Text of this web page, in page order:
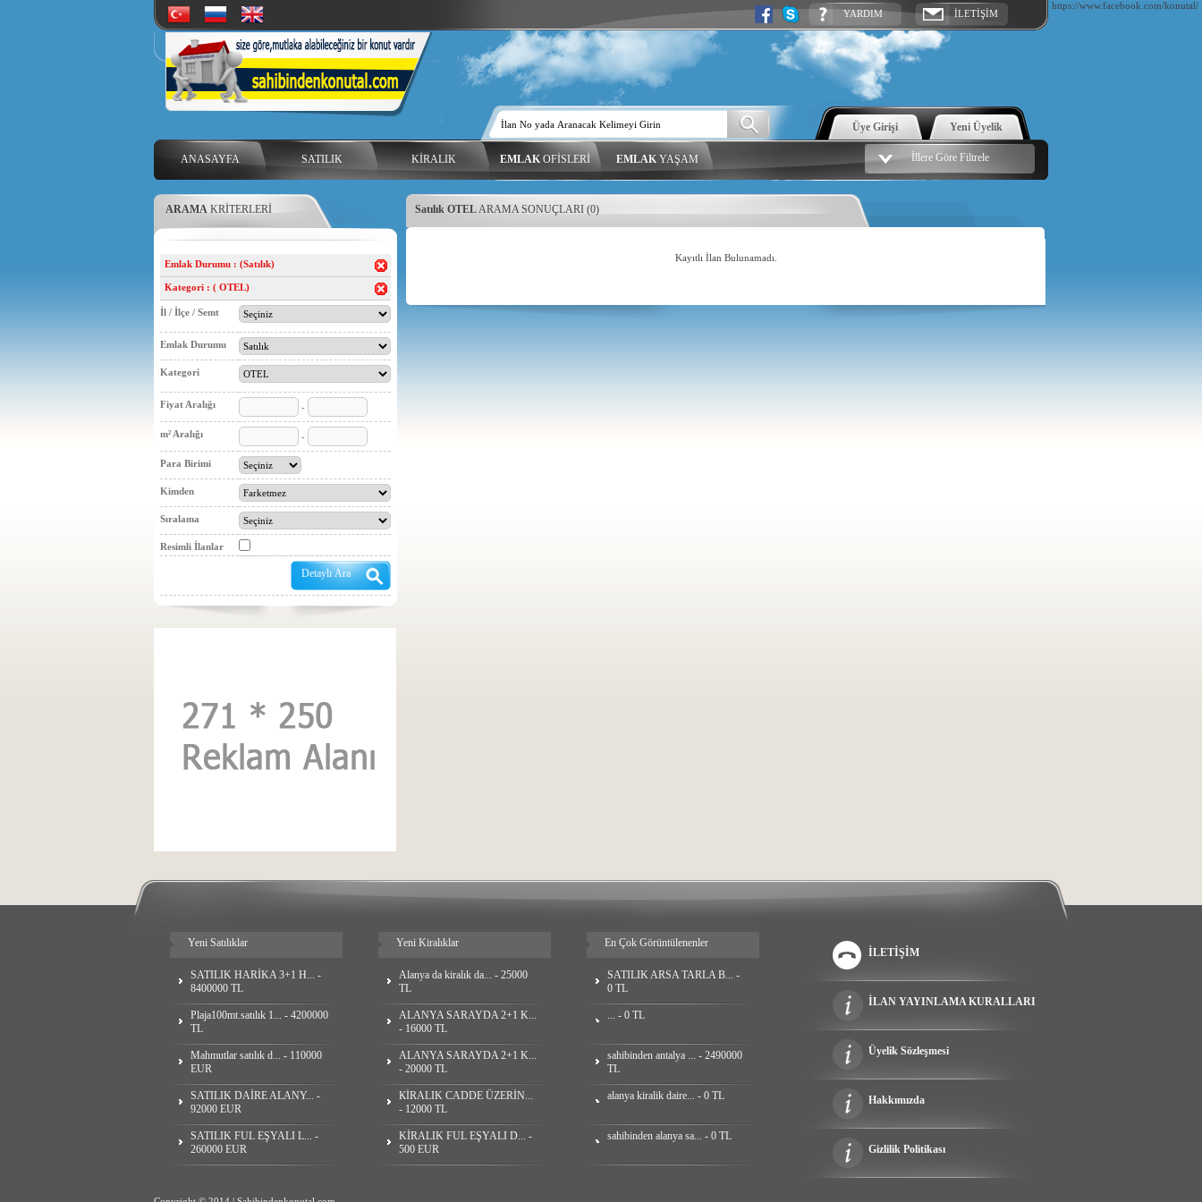
https://www.facebook.com/konutal/
YARDIM İLETİŞİM
ANASAYFA SATILIK KİRALIK EMLAK OFİSLERİ EMLAKYAŞAM İllere Göre Filtrele
Üye Girişi Yeni Üyelik
ARAMA KRİTERLERİ
Emlak Durumu : (Satılık)
Kategori : ( OTEL)
İl / İlçe / Semt
Emlak Durumu
Kategori
Fiyat Aralığı -
m² Aralığı -
Para Birimi
Kimden
Sıralama
Resimli İlanlar
Satılık OTELARAMA SONUÇLARI (0)
Kayıtlı İlan Bulunamadı.
Yeni Satılıklar
SATILIK HARİKA 3+1 H... -
8400000 TL
Plaja100mt.satılık 1... - 4200000
TL
Mahmutlar satılık d... - 110000
EUR
SATILIK DAİRE ALANY... -
92000 EUR
SATILIK FUL EŞYALI L... -
260000 EUR
Yeni Kiralıklar
Alanya da kiralık da... - 25000
TL
ALANYA SARAYDA 2+1 K...
- 16000 TL
ALANYA SARAYDA 2+1 K...
- 20000 TL
КİRALIK CADDE ÜZERİN...
- 12000 TL
KİRALIK FUL EŞYALI D... -
500 EUR
En Çok Görüntülenenler
SATILIK ARSA TARLA B... -
0 TL
... - 0 TL
sahibinden antalya ... - 2490000
TL
alanya kiralik daire... - 0 TL
sahibinden alanya sa... - 0 TL
İLETİŞİM
İLAN YAYINLAMA KURALLARI
Üyelik Sözleşmesi
Hakkımızda
Gizlilik Politikası